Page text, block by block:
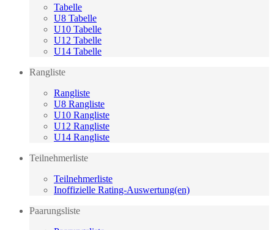
Tabelle
U8 Tabelle
U10 Tabelle
U12 Tabelle
U14 Tabelle
Rangliste
Rangliste
U8 Rangliste
U10 Rangliste
U12 Rangliste
U14 Rangliste
Teilnehmerliste
Teilnehmerliste
Inoffizielle Rating-Auswertung(en)
Paarungsliste